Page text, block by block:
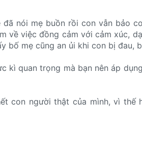
nói mẹ buồn rồi con vẫn bảo
về việc đồng cảm với cảm xúc,
bố mẹ cũng an ủi khi con bị đau,
kì quan trọng mà bạn nên áp
con người thật của mình, vì thế